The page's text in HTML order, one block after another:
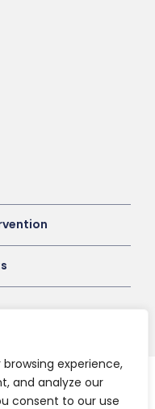
experience,
and analyze our
consent to our use
Reserved